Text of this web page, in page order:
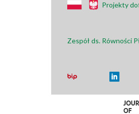
Projekty
Zespół ds. Równości